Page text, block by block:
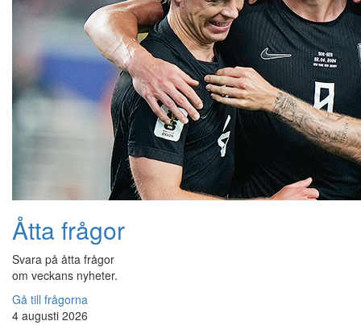
Åtta frågor
Svara på åtta frågor
om veckans nyheter.
Gå till frågorna
4 augusti 2026